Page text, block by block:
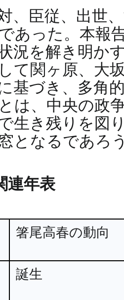
、臣従、出世
あった。本報
況を解き明か
て関ヶ原、大
基づき、多角
は、中央の政
生き残りを図
となるであろう
連年表
箸尾高春の動向
誕生